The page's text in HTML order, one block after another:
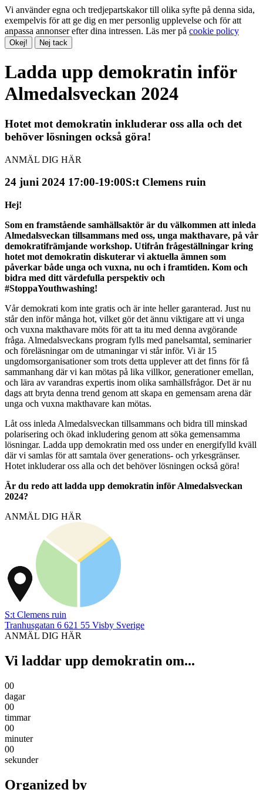
Vi använder egna och tredjepartskakor till olika syfte på denna sida,
exempelvis för att ge dig en mer personlig upplevelse och för att
anpassa annonser efter dina intressen. Läs mer på cookie policy
Okej! Nej tack
Ladda upp demokratin inför
Almedalsveckan 2024
Hotet mot demokratin inkluderar oss alla och det
behöver lösningen också göra!
ANMÄL DIG HÄR
24 juni 2024 17:00-19:00S:t Clemens ruin
Hej!
Som en framstående samhällsaktör är du välkommen att inleda
Almedalsveckan tillsammans med oss, unga makthavare, på vår
demokratifrämjande workshop. Utifrån frågeställningar kring
hotet mot demokratin diskuterar vi aktuella ämnen som
påverkar både unga och vuxna, nu och i framtiden. Kom och
bidra med ditt värdefulla perspektiv och
#StoppaYouthwashing!
Vår demokrati kom inte gratis och är inte heller garanterad. Just nu
står den inför många hot, vilket gör det ännu viktigare att vi unga
och vuxna makthavare möts för att ta itu med denna avgörande
fråga. Almedalsveckans program fylls med panelsamtal, seminarier
och föreläsningar om de utmaningar vi står inför. Vi är 15
ungdomsorganisationer som trots detta upplever att det finns för få
sammanhang där vi kan mötas på lika villkor, generationer emellan,
och lära av varandras expertis inom olika samhällsfrågor. Det är nu
dags att bryta denna trend genom att skapa en gemensam arena där
unga och vuxna makthavare kan mötas.
Låt oss inleda Almedalsveckan tillsammans och bidra till minskad
polarisering och ökad inkludering genom att söka gemensamma
lösningar. Ladda upp demokratin med oss under en energifylld kväll
där vi samlas för att samtala över generations- och yrkesgränser.
Hotet inkluderar oss alla och det behöver lösningen också göra!
Är du redo att ladda upp demokratin inför Almedalsveckan
2024?
ANMÄL DIG HÄR
S:t Clemens ruin
Tranhusgatan 6 621 55 Visby Sverige
ANMÄL DIG HÄR
Vi laddar upp demokratin om...
00
dagar
00
timmar
00
minuter
00
sekunder
Organized by